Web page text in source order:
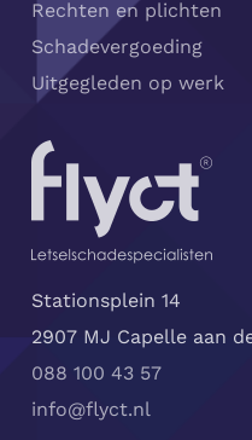
Rechten en plichten
Schadevergoeding
Uitgegleden op werk
Stationsplein 14
2907 MJ Capelle aan
088 100 43 57
info@flyct.nl